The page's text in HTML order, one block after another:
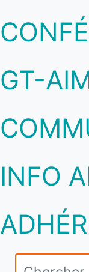
GT-
INFO